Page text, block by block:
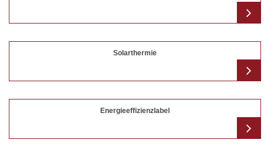
Solarthermie
Energieeffizienzlabel